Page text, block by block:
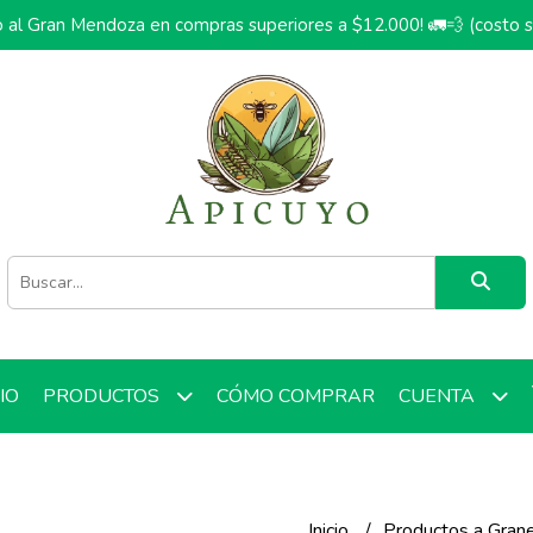
al Gran Mendoza en compras superiores a $12.000! 🚛💨 (costo
PRODUCTOS CÓMO COMPRAR CUENTA